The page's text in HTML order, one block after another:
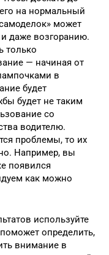
на нормальный
может
даже возгоранию.
только
— начиная от
в
будет
будет не таким
со
водителю.
проблемы, то их
Например, вы
появился
как можно
используйте
определить,
внимание в